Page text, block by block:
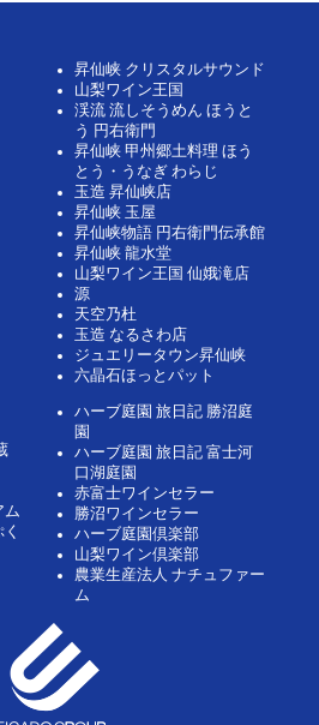
昇仙峡 クリスタルサウンド
山梨ワイン王国
渓流 流しそうめん ほうと
う 円右衛門
昇仙峡 甲州郷土料理 ほう
とう・うなぎ わらじ
玉造 昇仙峡店
昇仙峡 玉屋
昇仙峡物語 円右衛門伝承館
昇仙峡 龍水堂
山梨ワイン王国 仙娥滝店
源
天空乃杜
玉造 なるさわ店
ジュエリータウン昇仙峡
六晶石ほっとパット
ム
ハーブ庭園 旅日記 勝沼庭
園
ハーブ庭園 旅日記 富士河
口湖庭園
赤富士ワインセラー
勝沼ワインセラー
ハーブ庭園倶楽部
山梨ワイン倶楽部
農業生産法人 ナチュファー
ム